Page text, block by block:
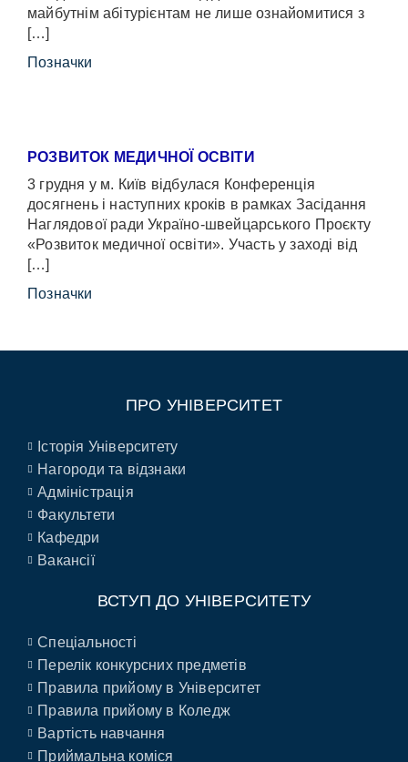
майбутнім абітурієнтам не лише ознайомитися з
[…]
Позначки
РОЗВИТОК МЕДИЧНОЇ ОСВІТИ
3 грудня у м. Київ відбулася Конференція
досягнень і наступних кроків в рамках Засідання
Наглядової ради Україно-швейцарського Проєкту
«Розвиток медичної освіти». Участь у заході від
[…]
Позначки
ПРО УНІВЕРСИТЕТ
Історія Університету
Нагороди та відзнаки
Адміністрація
Факультети
Кафедри
Вакансії
ВСТУП ДО УНІВЕРСИТЕТУ
Спеціальності
Перелік конкурсних предметів
Правила прийому в Університет
Правила прийому в Коледж
Вартість навчання
Приймальна коміся